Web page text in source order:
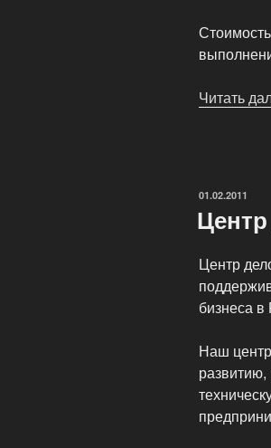
Читать
01.02.2011
Центр
бизнеса в
Наш